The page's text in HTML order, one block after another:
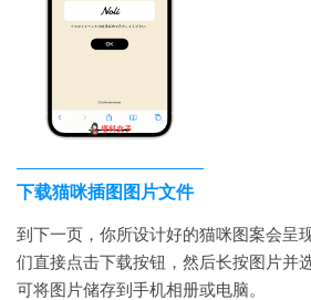
下载猫咪插图图片文件
到下一页，你所设计好的猫咪图案会呈
们直接点击下载按钮，然后长按图片并
可将图片储存到手机相册或电脑。